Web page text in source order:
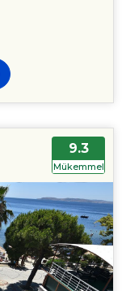
9.3
Mükemmel